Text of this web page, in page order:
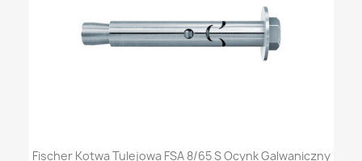
Fischer Kotwa Tulejowa FSA 8/65 S Ocynk Galwaniczny